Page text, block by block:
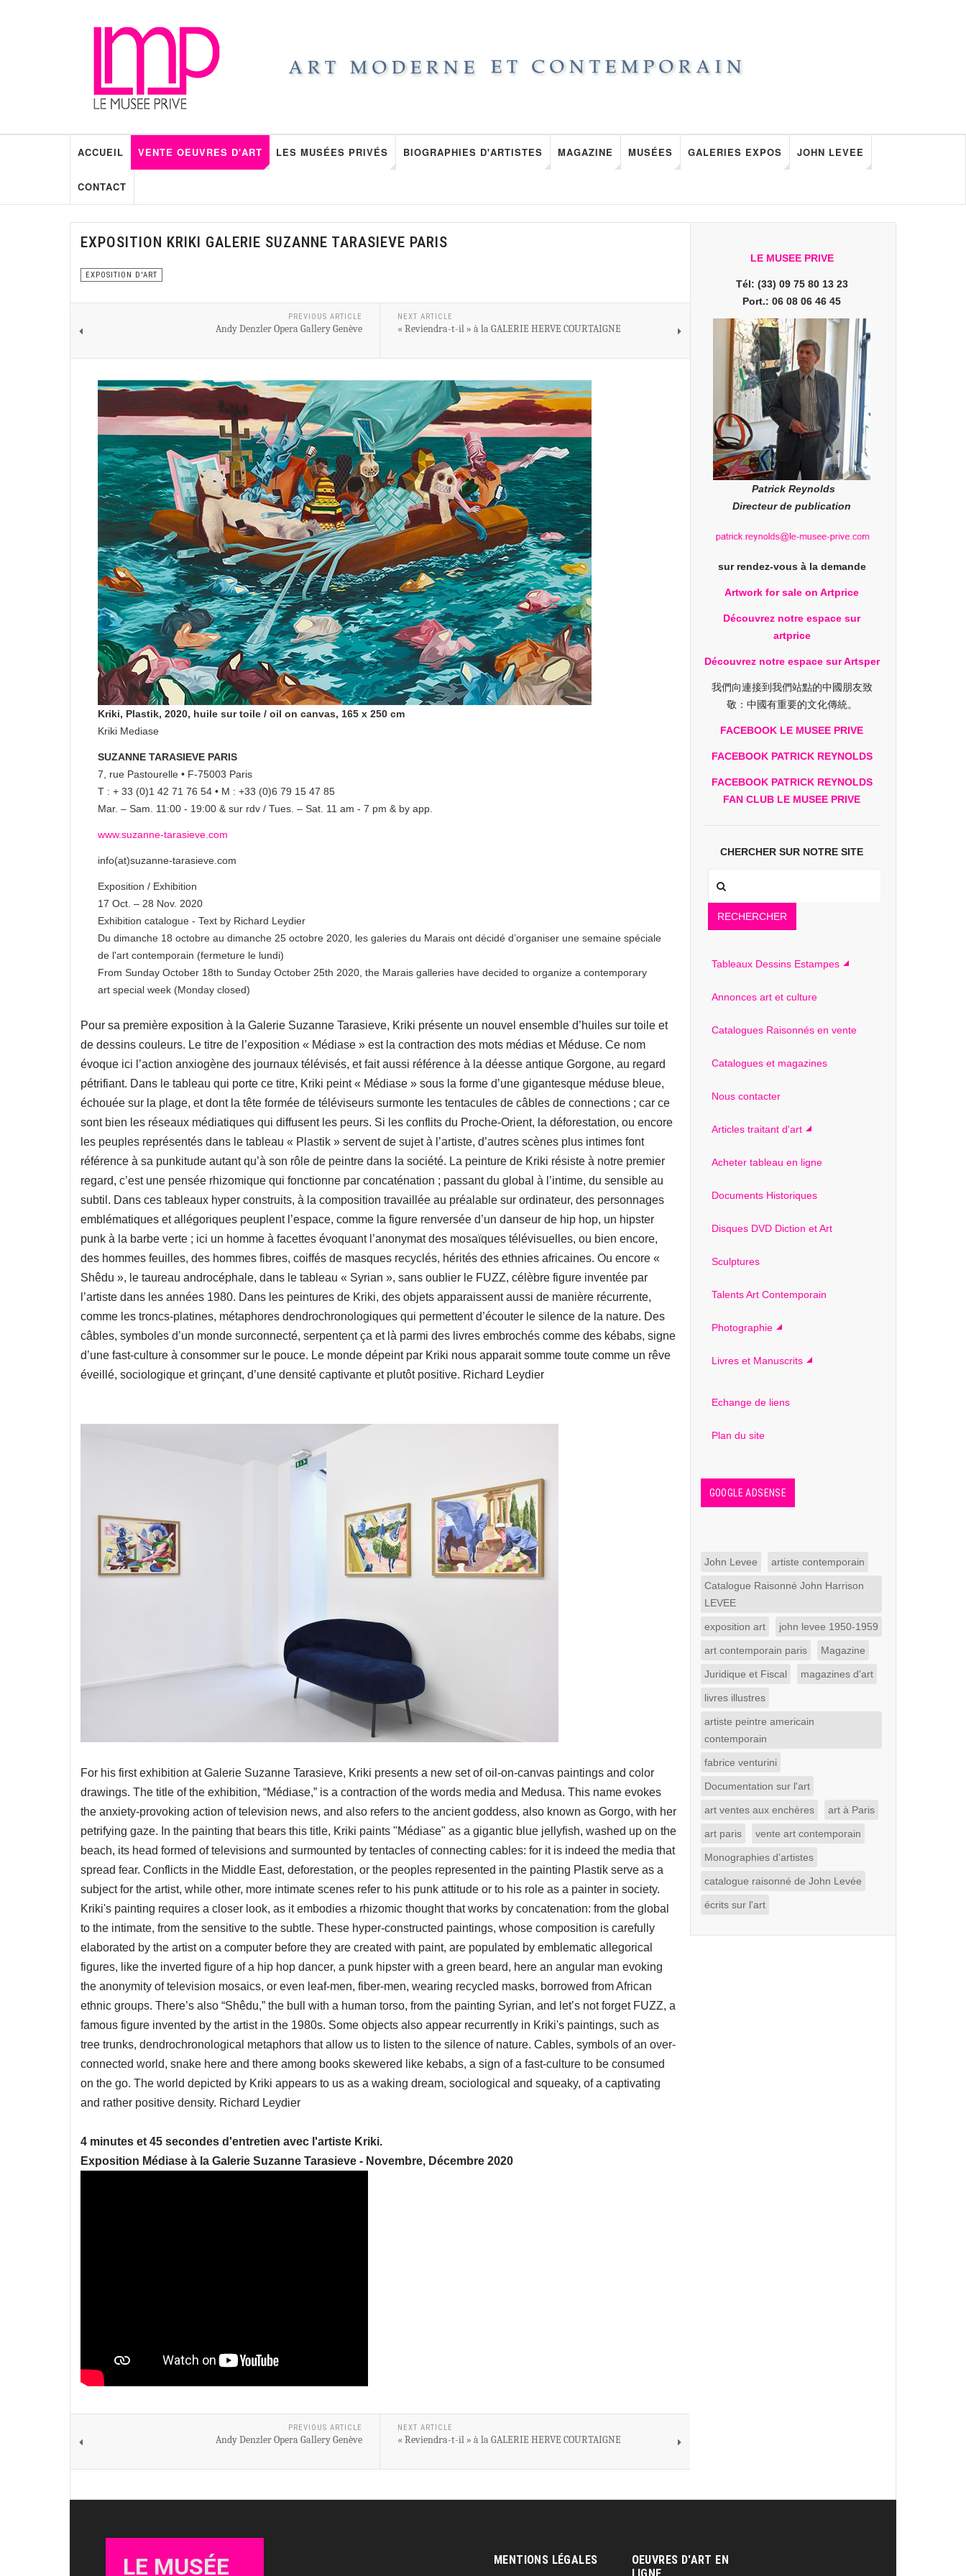
ACCUEIL VENTE OEUVRES D'ART LES MUSÉES PRIVÉS BIOGRAPHIES D'ARTISTES MAGAZINE MUSÉES GALERIES EXPOS JOHN LEVEE
CONTACT
EXPOSITION KRIKI GALERIE SUZANNE TARASIEVE PARIS
EXPOSITION D'ART
PREVIOUS ARTICLE
Andy Denzler Opera Gallery Genève
NEXT ARTICLE
« Reviendra-t-il » à la GALERIE HERVE COURTAIGNE
Kriki, Plastik, 2020, huile sur toile / oil on canvas, 165 x 250 cm
Kriki Mediase
SUZANNE TARASIEVE PARIS
7, rue Pastourelle • F-75003 Paris
T : + 33 (0)1 42 71 76 54 • M : +33 (0)6 79 15 47 85
Mar. – Sam. 11:00 - 19:00 & sur rdv / Tues. – Sat. 11 am - 7 pm & by app.
www.suzanne-tarasieve.com
info(at)suzanne-tarasieve.com
Exposition / Exhibition
17 Oct. – 28 Nov. 2020
Exhibition catalogue - Text by Richard Leydier
Du dimanche 18 octobre au dimanche 25 octobre 2020, les galeries du Marais ont décidé d’organiser une semaine spéciale
de l'art contemporain (fermeture le lundi)
From Sunday October 18th to Sunday October 25th 2020, the Marais galleries have decided to organize a contemporary
art special week (Monday closed)
Pour sa première exposition à la Galerie Suzanne Tarasieve, Kriki présente un nouvel ensemble d’huiles sur toile et
de dessins couleurs. Le titre de l’exposition « Médiase » est la contraction des mots médias et Méduse. Ce nom
évoque ici l’action anxiogène des journaux télévisés, et fait aussi référence à la déesse antique Gorgone, au regard
pétrifiant. Dans le tableau qui porte ce titre, Kriki peint « Médiase » sous la forme d’une gigantesque méduse bleue,
échouée sur la plage, et dont la tête formée de téléviseurs surmonte les tentacules de câbles de connections ; car ce
sont bien les réseaux médiatiques qui diffusent les peurs. Si les conflits du Proche-Orient, la déforestation, ou encore
les peuples représentés dans le tableau « Plastik » servent de sujet à l’artiste, d’autres scènes plus intimes font
référence à sa punkitude autant qu’à son rôle de peintre dans la société. La peinture de Kriki résiste à notre premier
regard, c’est une pensée rhizomique qui fonctionne par concaténation ; passant du global à l’intime, du sensible au
subtil. Dans ces tableaux hyper construits, à la composition travaillée au préalable sur ordinateur, des personnages
emblématiques et allégoriques peuplent l’espace, comme la figure renversée d’un danseur de hip hop, un hipster
punk à la barbe verte ; ici un homme à facettes évoquant l’anonymat des mosaïques télévisuelles, ou bien encore,
des hommes feuilles, des hommes fibres, coiffés de masques recyclés, hérités des ethnies africaines. Ou encore «
Shêdu », le taureau androcéphale, dans le tableau « Syrian », sans oublier le FUZZ, célèbre figure inventée par
l’artiste dans les années 1980. Dans les peintures de Kriki, des objets apparaissent aussi de manière récurrente,
comme les troncs-platines, métaphores dendrochronologiques qui permettent d’écouter le silence de la nature. Des
câbles, symboles d’un monde surconnecté, serpentent ça et là parmi des livres embrochés comme des kébabs, signe
d’une fast-culture à consommer sur le pouce. Le monde dépeint par Kriki nous apparait somme toute comme un rêve
éveillé, sociologique et grinçant, d’une densité captivante et plutôt positive. Richard Leydier
For his first exhibition at Galerie Suzanne Tarasieve, Kriki presents a new set of oil-on-canvas paintings and color
drawings. The title of the exhibition, “Médiase,” is a contraction of the words media and Medusa. This name evokes
the anxiety-provoking action of television news, and also refers to the ancient goddess, also known as Gorgo, with her
petrifying gaze. In the painting that bears this title, Kriki paints "Médiase" as a gigantic blue jellyfish, washed up on the
beach, its head formed of televisions and surmounted by tentacles of connecting cables: for it is indeed the media that
spread fear. Conflicts in the Middle East, deforestation, or the peoples represented in the painting Plastik serve as a
subject for the artist, while other, more intimate scenes refer to his punk attitude or to his role as a painter in society.
Kriki's painting requires a closer look, as it embodies a rhizomic thought that works by concatenation: from the global
to the intimate, from the sensitive to the subtle. These hyper-constructed paintings, whose composition is carefully
elaborated by the artist on a computer before they are created with paint, are populated by emblematic allegorical
figures, like the inverted figure of a hip hop dancer, a punk hipster with a green beard, here an angular man evoking
the anonymity of television mosaics, or even leaf-men, fiber-men, wearing recycled masks, borrowed from African
ethnic groups. There’s also “Shêdu,” the bull with a human torso, from the painting Syrian, and let’s not forget FUZZ, a
famous figure invented by the artist in the 1980s. Some objects also appear recurrently in Kriki's paintings, such as
tree trunks, dendrochronological metaphors that allow us to listen to the silence of nature. Cables, symbols of an over-
connected world, snake here and there among books skewered like kebabs, a sign of a fast-culture to be consumed
on the go. The world depicted by Kriki appears to us as a waking dream, sociological and squeaky, of a captivating
and rather positive density. Richard Leydier
4 minutes et 45 secondes d'entretien avec l'artiste Kriki.
Exposition Médiase à la Galerie Suzanne Tarasieve - Novembre, Décembre 2020
PREVIOUS ARTICLE
Andy Denzler Opera Gallery Genève
NEXT ARTICLE
« Reviendra-t-il » à la GALERIE HERVE COURTAIGNE
LE MUSEE PRIVE
Tél: (33) 09 75 80 13 23
Port.: 06 08 06 46 45
Patrick Reynolds
Directeur de publication
sur rendez-vous à la demande
Artwork for sale on Artprice
Découvrez notre espace sur
artprice
Découvrez notre espace sur Artsper
我們向連接到我們站點的中國朋友致
敬：中國有重要的文化傳統。
FACEBOOK LE MUSEE PRIVE
FACEBOOK PATRICK REYNOLDS
FACEBOOK PATRICK REYNOLDS
FAN CLUB LE MUSEE PRIVE
CHERCHER SUR NOTRE SITE
RECHERCHER
Tableaux Dessins Estampes
Annonces art et culture
Catalogues Raisonnés en vente
Catalogues et magazines
Nous contacter
Articles traitant d'art
Acheter tableau en ligne
Documents Historiques
Disques DVD Diction et Art
Sculptures
Talents Art Contemporain
Photographie
Livres et Manuscrits
Echange de liens
Plan du site
GOOGLE ADSENSE
John Levee artiste contemporain
Catalogue Raisonné John Harrison
LEVEE
exposition art john levee 1950-1959
art contemporain paris Magazine
Juridique et Fiscal magazines d'art
livres illustres
artiste peintre americain
contemporain
fabrice venturini
Documentation sur l'art
art ventes aux enchères art à Paris
art paris vente art contemporain
Monographies d'artistes
catalogue raisonné de John Levée
écrits sur l'art
LE MUSÉE MENTIONS LÉGALES
OEUVRES D'ART EN